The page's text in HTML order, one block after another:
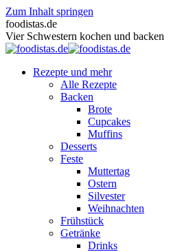
Zum Inhalt springen
foodistas.de
Vier Schwestern kochen und backen
Rezepte und mehr
Alle Rezepte
Backen
Brote
Cupcakes
Muffins
Desserts
Feste
Muttertag
Ostern
Silvester
Weihnachten
Frühstück
Getränke
Drinks